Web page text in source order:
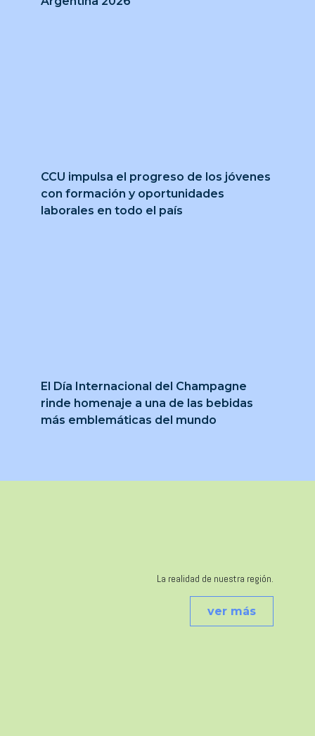
CCU impulsa el progreso de los jóvenes
con formación y oportunidades
laborales en todo el país
El Día Internacional del Champagne
rinde homenaje a una de las bebidas
más emblemáticas del mundo
La realidad de nuestra región.
ver más